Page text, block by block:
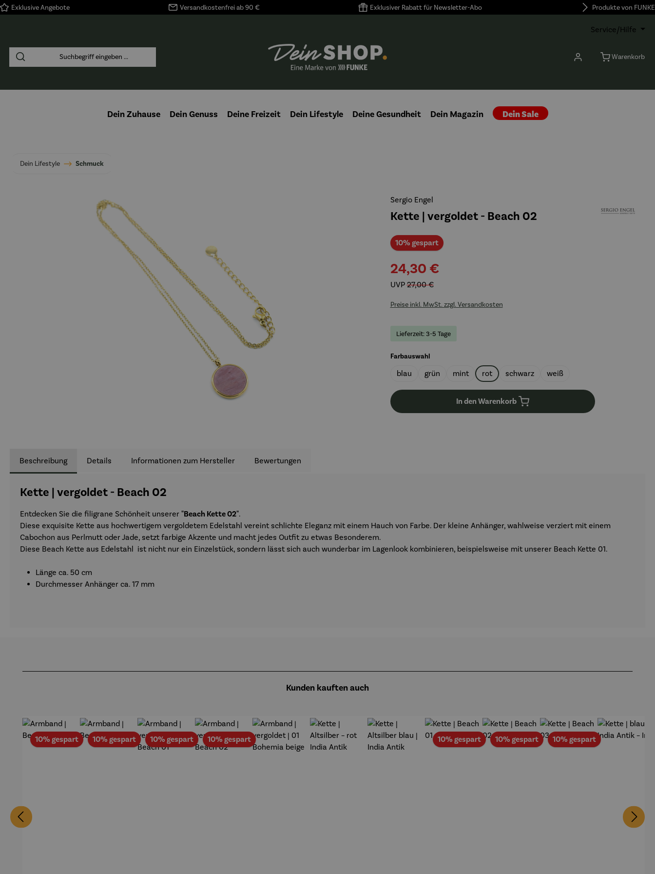
Zur Hauptnavigation springen
Exklusive Angebote Versandkostenfrei ab 90 € Exklusiver Rabatt für Newsletter-Abo Produkte von FUNKE
Service/Hilfe
Warenkorb
Dein Zuhause Dein Genuss Deine Freizeit Dein Lifestyle Deine Gesundheit Dein Magazin Dein Sale
Dein Lifestyle Schmuck
Bildergalerie überspringen Sergio Engel
Kette | vergoldet - Beach 02
10% gespartRabatt
24,30 €
UVP27,00 €
Preise inkl. MwSt. zzgl. Versandkosten
Lieferzeit: 3-5 Tage
Farbauswahlauswählen
blau grün mint rot schwarz weiß
In den Warenkorb
Beschreibung Details Informationen zum Hersteller Bewertungen
Kette | vergoldet - Beach 02
Entdecken Sie die filigrane Schönheit unserer "Beach Kette 02".
Diese exquisite Kette aus hochwertigem vergoldetem Edelstahl vereint schlichte Eleganz mit einem Hauch von Farbe. Der kleine Anhänger, wahlweise verziert mit einem
Cabochon aus Perlmutt oder Jade, setzt farbige Akzente und macht jedes Outfit zu etwas Besonderem.
Diese Beach Kette aus Edelstahl ist nicht nur ein Einzelstück, sondern lässt sich auch wunderbar im Lagenlook kombinieren, beispielsweise mit unserer Beach Kette 01.
Länge ca. 50 cm
Durchmesser Anhänger ca. 17 mm
Kunden kauften auch
10% gespartRabatt10% gespartRabatt10% gespartRabatt10% gespartRabatt 10% gespartRabatt10% gespartRabatt10% gespartRabatt